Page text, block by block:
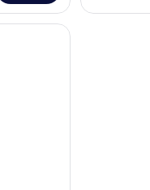
べ
を
の
ソファ付 喫煙可 | デスク、